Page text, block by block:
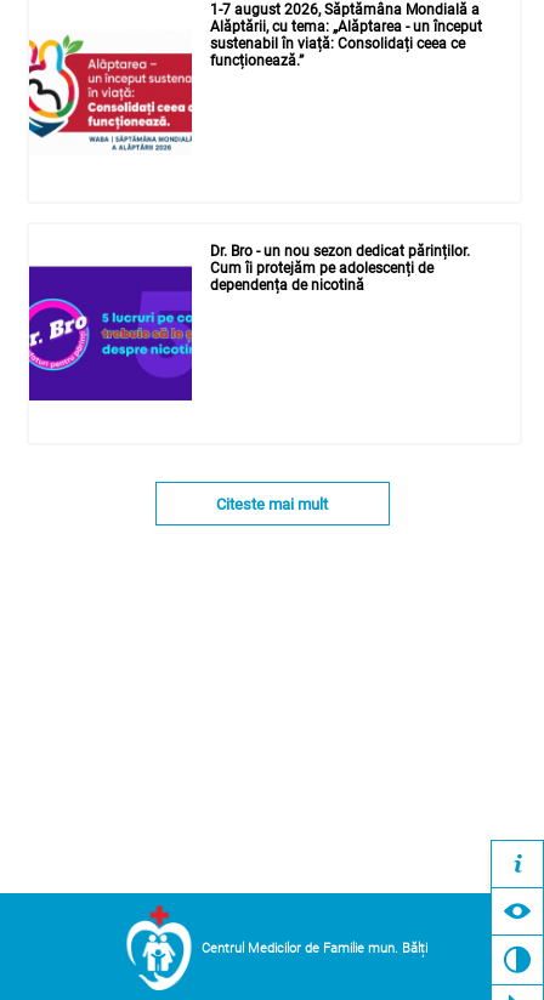
1-7 august 2026, Săptămâna Mondială a
Alăptării, cu tema: „Alăptarea - un început
sustenabil în viață: Consolidați ceea ce
funcționează.”
Dr. Bro - un nou sezon dedicat părinților.
Cum îi protejăm pe adolescenți de
dependența de nicotină
Citeste mai mult
Centrul Medicilor de Familie mun. Bălți